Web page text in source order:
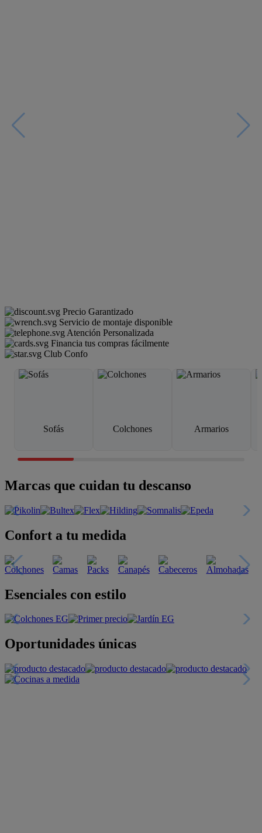
Precio Garantizado
Servicio de montaje disponible
Atención Personalizada
Financia tus compras fácilmente
Club Confo
Sofás Colchones Armarios
Marcas que cuidan tu descanso
Confort a tu medida
Esenciales con estilo
Oportunidades únicas